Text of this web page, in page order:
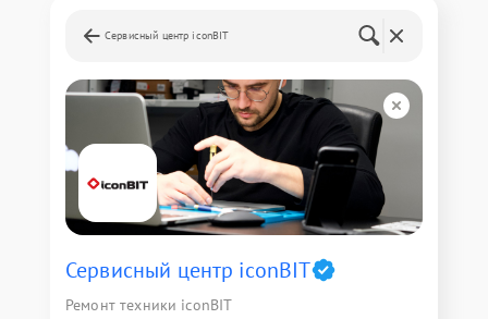
Сервисный центр iconBIT
Сервисный центр iconBIT
Ремонт техники iconBIT